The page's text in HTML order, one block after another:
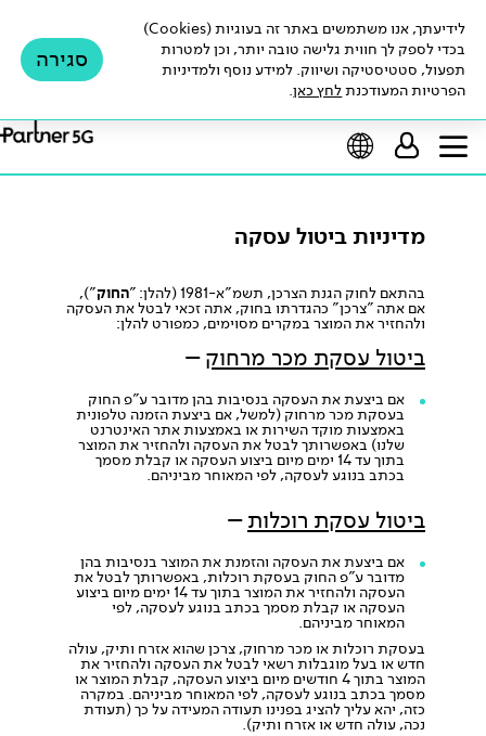
לידיעתך, אנו משתמשים באתר זה בעוגיות (Cookies)
בכדי לספק לך חווית גלישה טובה יותר, וכן למטרות
תפעול, סטטיסטיקה ושיווק. למידע נוסף ולמדיניות
הפרטיות המעודכנתלחץ כאן.
סגירה
מדיניות ביטול עסקה
בהתאם לחוק הגנת הצרכן, תשמ"א-1981 (להלן: " החוק"),
אם אתה "צרכן" כהגדרתו בחוק, אתה זכאי לבטל את העסקה
ולהחזיר את המוצר במקרים מסוימים, כמפורט להלן:
ביטול עסקת מכר מרחוק–
אם ביצעת את העסקה בנסיבות בהן מדובר ע"פ החוק
בעסקת מכר מרחוק (למשל, אם ביצעת הזמנה טלפונית
באמצעות מוקד השירות או באמצעות אתר האינטרנט
שלנו) באפשרותך לבטל את העסקה ולהחזיר את המוצר
בתוך עד 14 ימים מיום ביצוע העסקה או קבלת מסמך
בכתב בנוגע לעסקה, לפי המאוחר מביניהם.
ביטול עסקת רוכלות–
אם ביצעת את העסקה והזמנת את המוצר בנסיבות בהן
מדובר ע"פ החוק בעסקת רוכלות, באפשרותך לבטל את
העסקה ולהחזיר את המוצר בתוך עד 14 ימים מיום ביצוע
העסקה או קבלת מסמך בכתב בנוגע לעסקה, לפי
המאוחר מביניהם.
בעסקת רוכלות או מכר מרחוק, צרכן שהוא אזרח ותיק, עולה
חדש או בעל מוגבלות רשאי לבטל את העסקה ולהחזיר את
המוצר בתוך 4 חודשים מיום ביצוע העסקה, קבלת המוצר או
מסמך בכתב בנוגע לעסקה, לפי המאוחר מביניהם. במקרה
כזה, יהא עליך להציג בפנינו תעודה המעידה על כך (תעודת
נכה, עולה חדש או אזרח ותיק).